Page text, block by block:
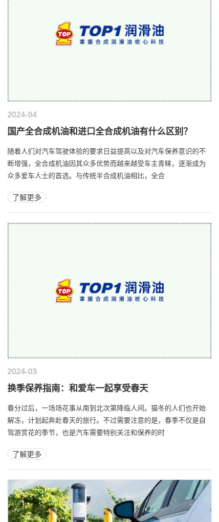
2024-04
国产全合成机油和进口全合成机油有什么区别？
随着人们对汽车驾驶体验的要求日益提高以及对汽车保养意识的不
断增强，全合成机油因其众多优势而越来越受车主青睐，逐渐成为
众多爱车人士的首选。与传统半合成机油相比，全合
了解更多
2024-03
换季保养指南：和爱车一起享受春天
春分过后，一场场花事从南到北次第降临人间。猫冬的人们也开始
解冻，计划起奔赴春天的旅行。不过需要注意的是，春季不仅是自
驾游赏花的季节，也是汽车需要特别关注和保养的时
了解更多